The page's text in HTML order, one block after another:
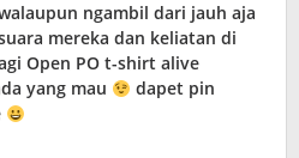
ngambil dari jauh aja
mereka dan keliatan di
Open PO t-shirt alive
yang mau
dapet pin